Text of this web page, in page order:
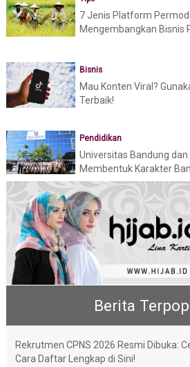
7 Jenis Platform
Mengembangkan Bisnis
Bisnis
Mau Konten Viral?
Terbaik!
Pendidikan
Universitas Bandung
Membentuk Karakter
Berita
Rekrutmen CPNS 2026 Resmi Dibuka:
Cara Daftar Lengkap di Sini!